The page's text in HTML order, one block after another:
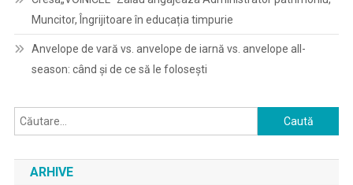
Muncitor, Îngrijitoare în educația timpurie
Anvelope de vară vs. anvelope de iarnă vs. anvelope all-
season: când și de ce să le folosești
Caută
după:
ARHIVE